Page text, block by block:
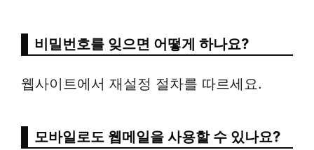
비밀번호를 잊으면 어떻게 하나요?
웹사이트에서 재설정 절차를 따르세요.
모바일로도 웹메일을 사용할 수 있나요?